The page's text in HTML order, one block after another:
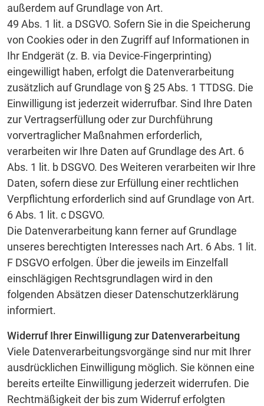
außerdem auf Grundlage von Art.
49 Abs. 1 lit. a DSGVO. Sofern Sie in die Speicherung
von Cookies oder in den Zugriff auf Informationen in
Ihr Endgerät (z. B. via Device-Fingerprinting)
eingewilligt haben, erfolgt die Datenverarbeitung
zusätzlich auf Grundlage von § 25 Abs. 1 TTDSG. Die
Einwilligung ist jederzeit widerrufbar. Sind Ihre Daten
zur Vertragserfüllung oder zur Durchführung
vorvertraglicher Maßnahmen erforderlich,
verarbeiten wir Ihre Daten auf Grundlage des Art. 6
Abs. 1 lit. b DSGVO. Des Weiteren verarbeiten wir Ihre
Daten, sofern diese zur Erfüllung einer rechtlichen
Verpflichtung erforderlich sind auf Grundlage von Art.
6 Abs. 1 lit. c DSGVO.
Die Datenverarbeitung kann ferner auf Grundlage
unseres berechtigten Interesses nach Art. 6 Abs. 1 lit.
F DSGVO erfolgen. Über die jeweils im Einzelfall
einschlägigen Rechtsgrundlagen wird in den
folgenden Absätzen dieser Datenschutzerklärung
informiert.
Widerruf Ihrer Einwilligung zur Datenverarbeitung
Viele Datenverarbeitungsvorgänge sind nur mit Ihrer
ausdrücklichen Einwilligung möglich. Sie können eine
bereits erteilte Einwilligung jederzeit widerrufen. Die
Rechtmäßigkeit der bis zum Widerruf erfolgten